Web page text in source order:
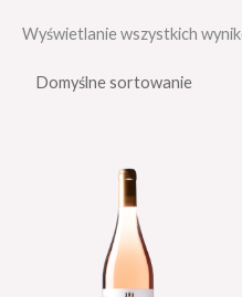
Wyświetlanie wszystkich